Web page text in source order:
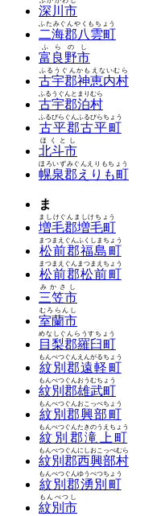
深川市
二海郡八雲町
ふたみぐんやくもちょう
富良野市
ふらのし
古宇郡神恵内村
ふるうぐんかもえないむら
古宇郡泊村
ふるうぐんとまりむら
古平郡古平町
ふるびらぐんふるびらちょう
北斗市
ほくとし
幌泉郡えりも町
ほろいずみぐんえりもちょう
ま
増毛郡増毛町
ましけぐんましけちょう
松前郡福島町
まつまえぐんふくしまちょう
松前郡松前町
まつまえぐんまつまえちょう
三笠市
みかさし
室蘭市
むろらんし
目梨郡羅臼町
めなしぐんらうすちょう
紋別郡遠軽町
もんべつぐんえんがるちょう
紋別郡雄武町
もんべつぐんおうむちょう
紋別郡興部町
もんべつぐんおこっぺちょう
紋別郡滝上町
もんべつぐんたきのうえちょう
紋別郡西興部村
もんべつぐんにしおこっぺむら
紋別郡湧別町
もんべつぐんゆうべつちょう
紋別市
もんべつし